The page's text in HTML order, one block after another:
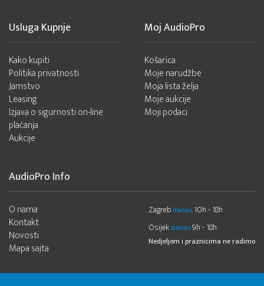
Usluga Kupnje
Kako kupiti
Politika privatnosti
Jamstvo
Leasing
Izjava o sigurnosti on-line
plaćanja
Aukcije
Moj AudioPro
Košarica
Moje narudžbe
Moja lista želja
Moje aukcije
Moji podaci
AudioPro Info
O nama
Kontakt
Novosti
Mapa sajta
Zagreb danas 10h - 18h
Osijek danas9h - 18h
Nedjeljom i praznicima ne radimo